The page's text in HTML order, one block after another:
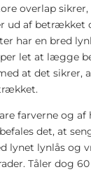
overlap
ud af betrækket
har en bred
let at lægge
at det sikrer,
farverne og af
det, at
lynet lynlås og
Tåler dog